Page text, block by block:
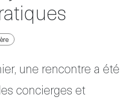
une rencontre a été
concierges et